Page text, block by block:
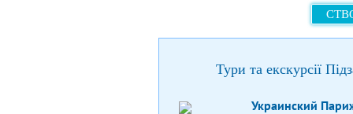
Тури та екскурсії
Украинский